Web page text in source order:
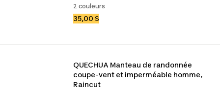
2 couleurs
35,00 $
QUECHUA Manteau de randonnée
coupe-vent et imperméable homme,
Raincut